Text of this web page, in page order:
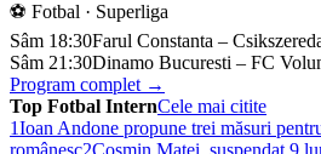
⚽ Fotbal · Superliga
Sâm 18:30Farul Constanta –
Sâm 21:30Dinamo Bucuresti – FC
Program complet →
Top Fotbal InternCele mai citite
1Ioan Andone propune trei măsuri
românesc2Cosmin Matei, suspendat 9